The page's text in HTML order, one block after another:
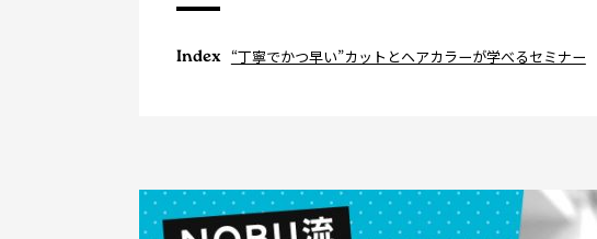
Index “丁寧でかつ早い”カットとヘアカラーが学べるセミナー